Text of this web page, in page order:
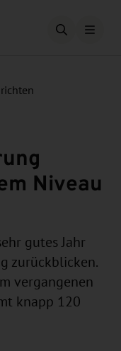
Suche
Niveau
gutes Jahr
zurückblicken.
vergangenen
knapp 120